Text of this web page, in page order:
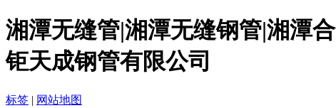
湘潭无缝管|湘潭无缝钢管|湘潭
钜天成钢管有限公司
标签 | 网站地图